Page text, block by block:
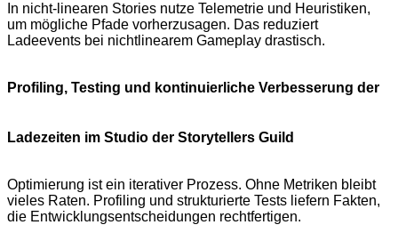
In nicht-linearen Stories nutze Telemetrie und Heuristiken,
um mögliche Pfade vorherzusagen. Das reduziert
Ladeevents bei nichtlinearem Gameplay drastisch.
Profiling, Testing und kontinuierliche Verbesserung der
Ladezeiten im Studio der Storytellers Guild
Optimierung ist ein iterativer Prozess. Ohne Metriken bleibt
vieles Raten. Profiling und strukturierte Tests liefern Fakten,
die Entwicklungsentscheidungen rechtfertigen.